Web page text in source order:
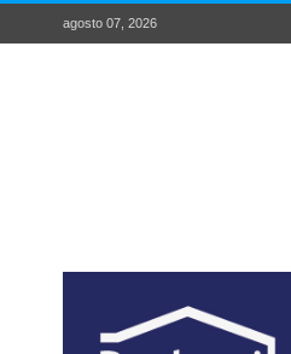
agosto 07, 2026